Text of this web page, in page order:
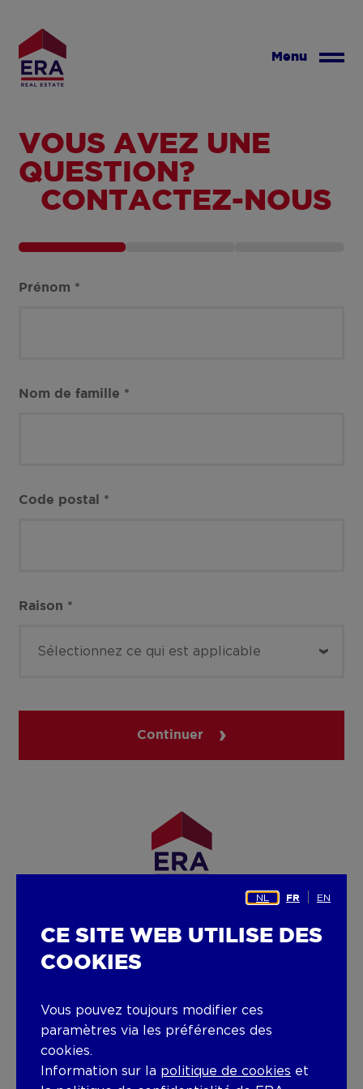
contenu
principal
Menu
VOUS AVEZ UNE
QUESTION?
CONTACTEZ-NOUS
Prénom *
Nom de famille *
Code postal *
Raison *
Continuer
InstagramYouTube
Vendre
NL FR EN
CE SITE WEB UTILISE DES
COOKIES
Vous pouvez toujours modifier ces
paramètres via les préférences des
cookies.
Information sur la politique de cookies et